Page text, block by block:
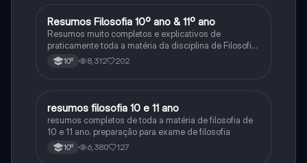
Filosofia
Resumos Filosofia 10º ano & 11º ano
Resumos muito completos e explicativos de
praticamente toda a matéria da disciplina de Filosofia
10º 8,312 202
Filosofia
resumos filosofia 10 e 11 ano
resumos completos de toda a matéria de filosofia de
10 e 11 ano. preparação para exame de filosofia
10º 6,380 127